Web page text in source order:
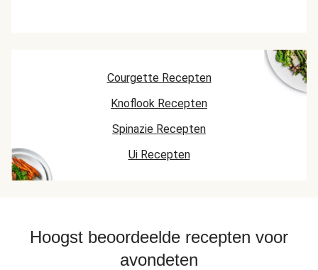
Courgette Recepten
Knoflook Recepten
Spinazie Recepten
Ui Recepten
Hoogst beoordeelde recepten voor
avondeten